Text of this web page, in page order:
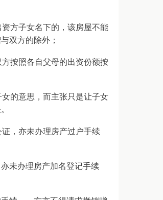
方子女名下的，该房屋不能
双方的除外；
按照各自父母的出资份额按
的意思，而主张只是让子女
，亦未办理房产过户手续
未办理房产加名登记手续